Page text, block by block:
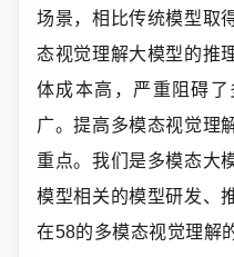
场景，相比传统模型取
态视觉理解大模型的推
体成本高，严重阻碍
广。提高多模态视觉理
重点。我们是多模态大
模型相关的模型研发、
在58的多模态视觉理解